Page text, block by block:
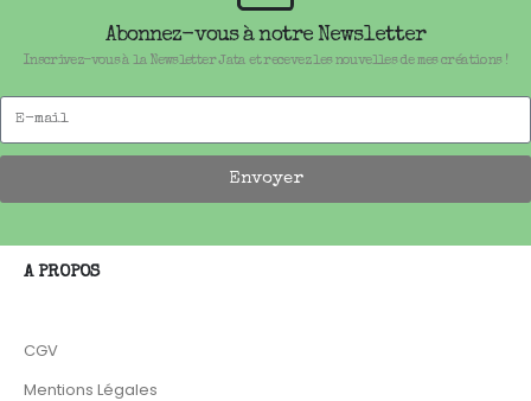
Abonnez-vous à notre Newsletter
Inscrivez-vous à la Newsletter Jata et recevez les nouvelles de mes créations !
Envoyer
A PROPOS
CGV
Mentions Légales